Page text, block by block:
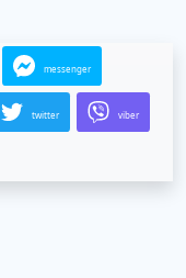
messenger
twitter viber